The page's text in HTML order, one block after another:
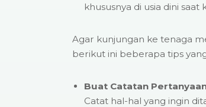
khususnya di usia dini
Agar kunjungan ke tenaga
berikut ini beberapa tips
Buat Catatan
Catat hal-hal yang ingin